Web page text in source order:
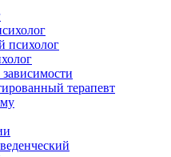
психолог
терапевт